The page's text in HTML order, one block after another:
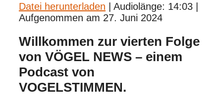
Datei herunterladen Audiolänge: 14:03
Aufgenommen am 27. Juni 2024
Willkommen zur vierten Folge
von VÖGEL NEWS – einem
Podcast von
VOGELSTIMMEN.